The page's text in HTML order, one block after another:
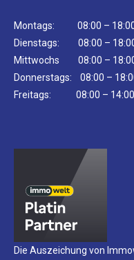
Montags: 08:00 –
Dienstags: 08:00 –
Mittwochs 08:00 –
Donnerstags: 08:00 –
Freitags: 08:00 – 14:00
Die Auszeichung von